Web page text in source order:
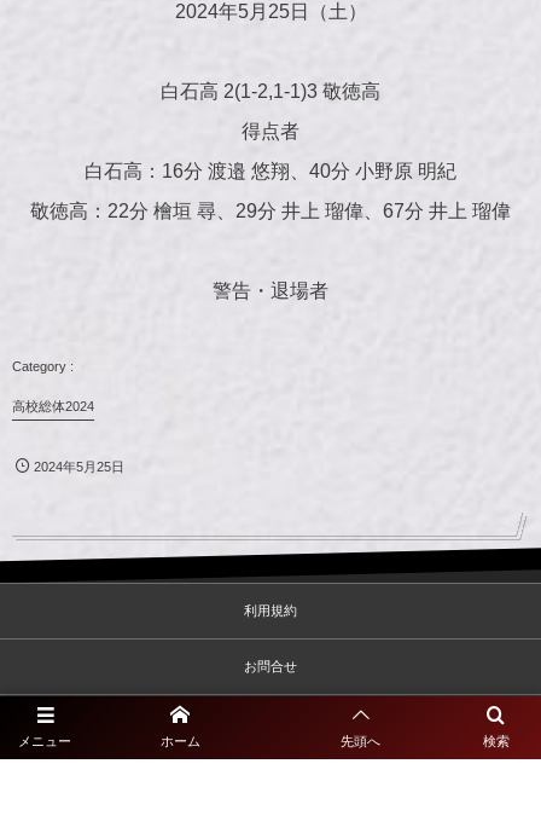
2024年5月25日（土）
白石高 2(1-2,1-1)3 敬徳高
得点者
白石高：16分 渡邉 悠翔、40分 小野原 明紀
敬徳高：22分 檜垣 尋、29分 井上 瑠偉、67分 井上 瑠偉
警告・退場者
高校総体2024
2024年5月25日
メニュー 検索
ホーム 先頭へ
利用規約
お問合せ